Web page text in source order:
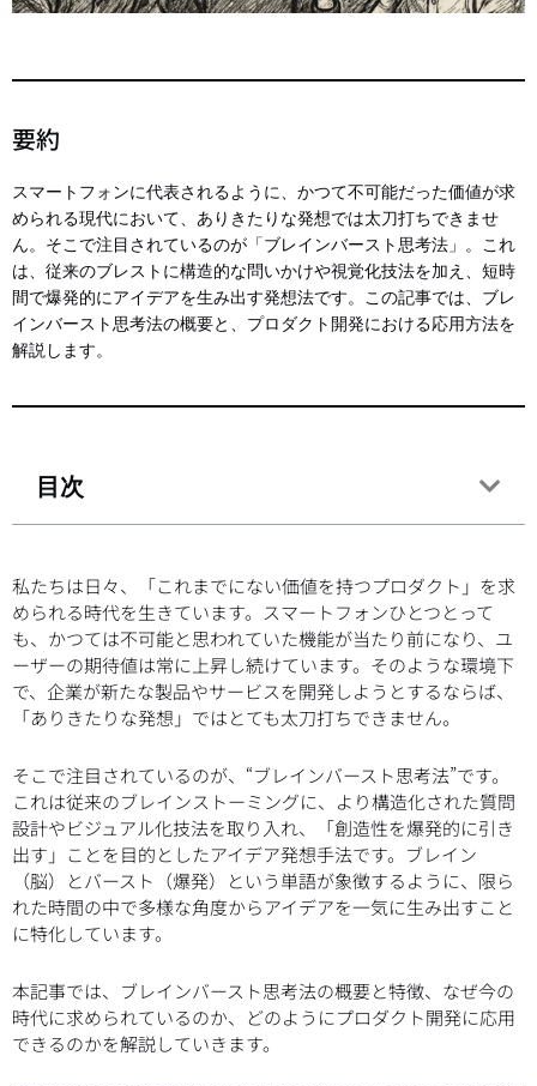
要約
スマートフォンに代表されるように、かつて不可能だった価値が求
められる現代において、ありきたりな発想では太刀打ちできませ
ん。そこで注目されているのが「ブレインバースト思考法」。これ
は、従来のブレストに構造的な問いかけや視覚化技法を加え、短時
間で爆発的にアイデアを生み出す発想法です。この記事では、ブレ
インバースト思考法の概要と、プロダクト開発における応用方法を
解説します。
目次
私たちは日々、「これまでにない価値を持つプロダクト」を求
められる時代を生きています。スマートフォンひとつとって
も、かつては不可能と思われていた機能が当たり前になり、ユ
ーザーの期待値は常に上昇し続けています。そのような環境下
で、企業が新たな製品やサービスを開発しようとするならば、
「ありきたりな発想」ではとても太刀打ちできません。
そこで注目されているのが、“ブレインバースト思考法”です。
これは従来のブレインストーミングに、より構造化された質問
設計やビジュアル化技法を取り入れ、「創造性を爆発的に引き
出す」ことを目的としたアイデア発想手法です。ブレイン
（脳）とバースト（爆発）という単語が象徴するように、限ら
れた時間の中で多様な角度からアイデアを一気に生み出すこと
に特化しています。
本記事では、ブレインバースト思考法の概要と特徴、なぜ今の
時代に求められているのか、どのようにプロダクト開発に応用
できるのかを解説していきます。